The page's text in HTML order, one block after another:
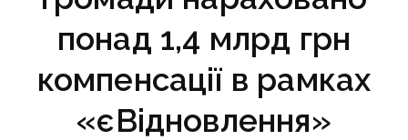
понад 1,4 млрд грн
компенсації в рамках
«єВідновлення»